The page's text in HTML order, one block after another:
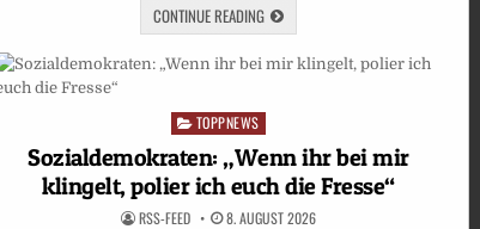
CONTINUE READING
Posted
TOPPNEWS
Sozialdemokraten: „Wenn ihr bei mir
klingelt, polier ich euch die Fresse“
RSS-FEED 8. AUGUST 2026